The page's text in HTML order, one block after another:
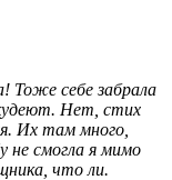
Тоже себе забрала
Нет, стих
Их там много,
не смогла я мимо
что ли.